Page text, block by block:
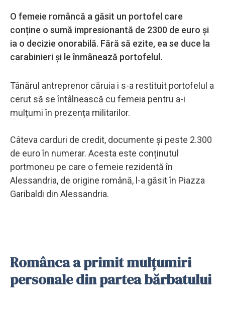
O femeie româncă a găsit un portofel care
conține o sumă impresionantă de 2300 de euro și
ia o decizie onorabilă. Fără să ezite, ea se duce la
carabinieri și le înmânează portofelul.
Tânărul antreprenor căruia i s-a restituit portofelul a
cerut să se întâlnească cu femeia pentru a-i
mulțumi în prezența militarilor.
Câteva carduri de credit, documente și peste 2.300
de euro în numerar. Acesta este conținutul
portmoneu pe care o femeie rezidentă în
Alessandria, de origine română, l-a găsit în Piazza
Garibaldi din Alessandria.
Românca a primit mulțumiri
personale din partea bărbatului